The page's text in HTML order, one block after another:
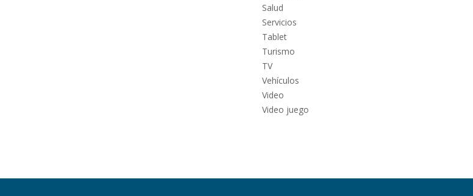
Salud
Servicios
Tablet
Turismo
TV
Vehículos
Video
Video juego